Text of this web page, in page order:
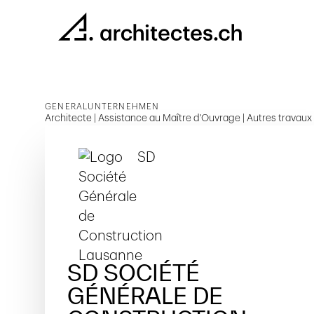
GENERALUNTERNEHMEN
Architecte | Assistance au Maître d'Ouvrage | Autres
SD SOCIÉTÉ
GÉNÉRALE DE